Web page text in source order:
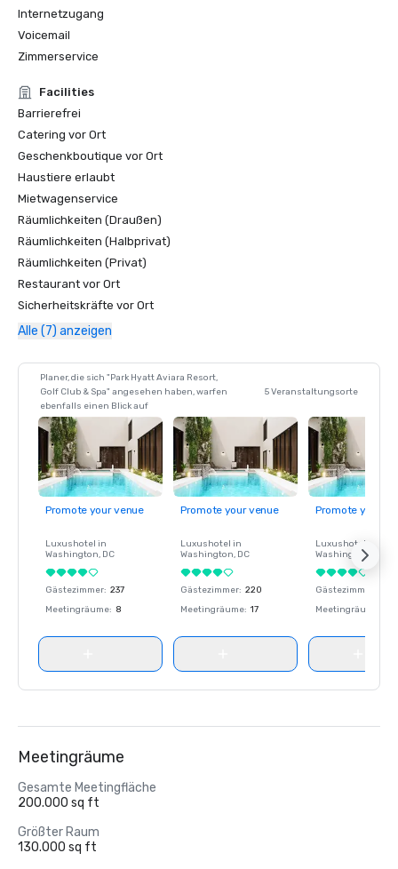
-Condé Nast Traveler, Readers' Choice Award, Top-Hotels
bestes Hotel in Karlsbad
-Smart Meetings, das Beste vom Besten Platinum
-Smart Meetings Smart Stars, bestes Golfresort
-Sunset Travel Award — Hotelneugestaltungen
-Golf Digest und Golf Magazine — Der Aviara Golf Club
gehört zu den besten Resort-Golfplätzen Amerikas
Internetzugang
Voicemail
Zimmerservice
Facilities
Barrierefrei
Catering vor Ort
Geschenkboutique vor Ort
Haustiere erlaubt
Mietwagenservice
Räumlichkeiten (Draußen)
Räumlichkeiten (Halbprivat)
Räumlichkeiten (Privat)
Restaurant vor Ort
Sicherheitskräfte vor Ort
Alle (7) anzeigen
Planer, die sich "Park Hyatt Aviara Resort,
Golf Club & Spa" angesehen haben, warfen
ebenfalls einen Blick auf
5 Veranstaltungsorte
Promote your venue
Luxushotel in
Washington, DC
Gästezimmer: 237
Meetingräume: 8
Promote your venue
Luxushotel in
Washington, DC
Gästezimmer: 220
Meetingräume: 17
Promote your
Luxushotel in
Washington
Gästezimmer
Meetingräume
Meetingräume
Gesamte Meetingfläche
200.000 sq ft
Größter Raum
130.000 sq ft